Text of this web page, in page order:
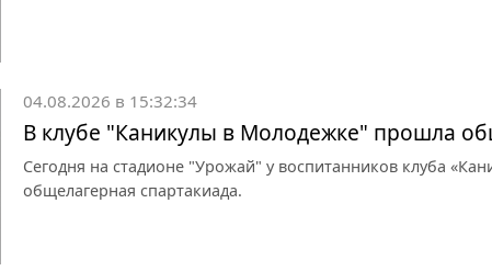
04.08.2026 в 15:32:34
В клубе "Каникулы в Молодежке" прошла
Сегодня на стадионе "Урожай" у воспитанников клуба
общелагерная спартакиада.